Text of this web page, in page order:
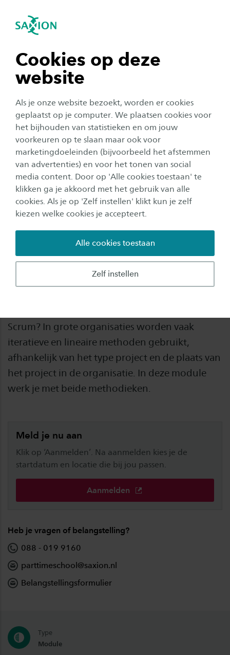
Cookies op deze
website
Als je onze website bezoekt, worden er cookies
geplaatst op je computer. We plaatsen cookies voor
het bijhouden van statistieken en om jouw
voorkeuren op te slaan maar ook voor
marketingdoeleinden (bijvoorbeeld het afstemmen
van advertenties) en voor het tonen van social
media content. Door op 'Alle cookies toestaan' te
klikken ga je akkoord met het gebruik van alle
cookies. Als je op 'Zelf instellen' klikt kun je zelf
kiezen welke cookies je accepteert.
Zelf instellen
Alle cookies toestaan
Navigatie openen
tonen
tonen
tonen
tonen
sluiten
Projectmanagement
Subnavigatie tonen
Projectmanagement
Wat houdt projectmatig werken in? Welke
projectmethoden worden veel gebruikt in
profit en non-profit organisaties? Hoe werkt
Scrum? In grote organisaties worden vaak
iteratieve en lineaire methoden gebruikt,
afhankelijk van het type project en de plaats van
het project in de organisatie. In deze module
werk je met beide methodieken.
Meld je nu aan
Klik op ‘Aanmelden’. Na aanmelden kies je de
startdatum en locatie die bij jou passen.
Aanmelden
Heb je vragen of belangstelling?
088 - 019 9160
parttimeschool@saxion.nl
Belangstellingsformulier
Type
Module